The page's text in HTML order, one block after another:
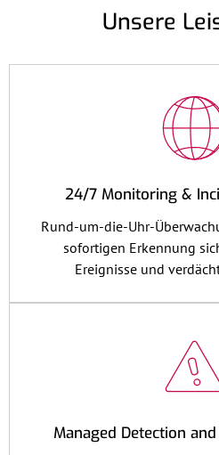
Unsere
24/7 Monitoring &
Rund-um-die-Uhr-
sofortigen Erkennung
Ereignisse und
Managed Detection